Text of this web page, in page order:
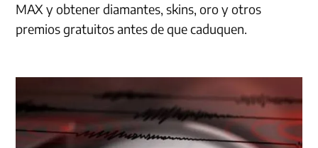
MAX y obtener diamantes, skins, oro y otros
premios gratuitos antes de que caduquen.